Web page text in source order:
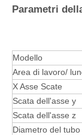
Parametri
Modello
Area di lavoro/
X Asse Scate
Scata dell'asse y
Scata dell'asse z
Diametro del tubo